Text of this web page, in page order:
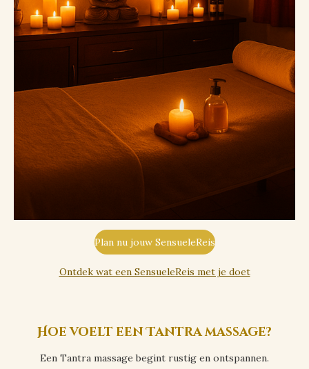
Plan nu jouw SensueleReis
Ontdek wat een SensueleReis met je doet
Hoe voelt een Tantra massage?
Een Tantra massage begint rustig en ontspannen.